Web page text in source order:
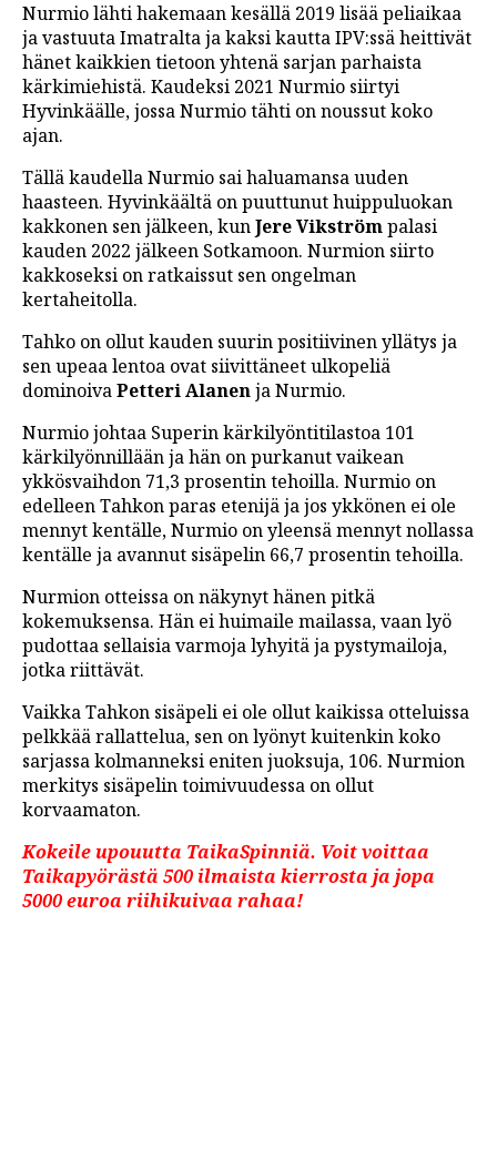
Nurmio lähti hakemaan kesällä 2019 lisää peliaikaa
ja vastuuta Imatralta ja kaksi kautta IPV:ssä heittivät
hänet kaikkien tietoon yhtenä sarjan parhaista
kärkimiehistä. Kaudeksi 2021 Nurmio siirtyi
Hyvinkäälle, jossa Nurmio tähti on noussut koko
ajan.
Tällä kaudella Nurmio sai haluamansa uuden
haasteen. Hyvinkäältä on puuttunut huippuluokan
kakkonen sen jälkeen, kunJere Vikströmpalasi
kauden 2022 jälkeen Sotkamoon. Nurmion siirto
kakkoseksi on ratkaissut sen ongelman
kertaheitolla.
Tahko on ollut kauden suurin positiivinen yllätys ja
sen upeaa lentoa ovat siivittäneet ulkopeliä
dominoivaPetteri Alanenja Nurmio.
Nurmio johtaa Superin kärkilyöntitilastoa 101
kärkilyönnillään ja hän on purkanut vaikean
ykkösvaihdon 71,3 prosentin tehoilla. Nurmio on
edelleen Tahkon paras etenijä ja jos ykkönen ei ole
mennyt kentälle, Nurmio on yleensä mennyt nollassa
kentälle ja avannut sisäpelin 66,7 prosentin tehoilla.
Nurmion otteissa on näkynyt hänen pitkä
kokemuksensa. Hän ei huimaile mailassa, vaan lyö
pudottaa sellaisia varmoja lyhyitä ja pystymailoja,
jotka riittävät.
Vaikka Tahkon sisäpeli ei ole ollut kaikissa otteluissa
pelkkää rallattelua, sen on lyönyt kuitenkin koko
sarjassa kolmanneksi eniten juoksuja, 106. Nurmion
merkitys sisäpelin toimivuudessa on ollut
korvaamaton.
Kokeile upouutta TaikaSpinniä. Voit voittaa
Taikapyörästä 500 ilmaista kierrosta ja jopa
5000 euroa riihikuivaa rahaa!